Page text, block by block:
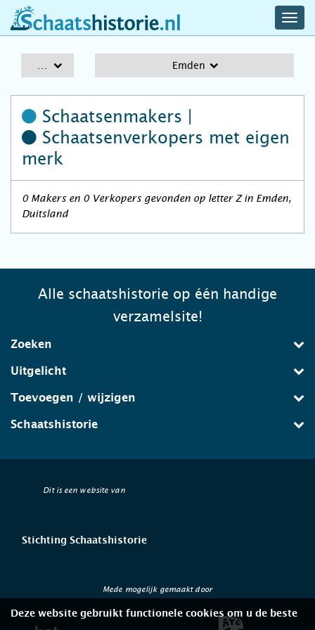
schaatshistorie.nl
Emden
Schaatsenmakers |
Schaatsenverkopers met eigen
merk
0 Makers en 0 Verkopers gevonden op letter Z in Emden,
Duitsland
Alle schaatshistorie op één handige
verzamelsite!
Zoeken
Uitgelicht
Toevoegen / wijzigen
Schaatshistorie
Dit is een website van
Stichting Schaatshistorie
Mede mogelijk gemaakt door
Deze website gebruikt functionele cookies om u de beste